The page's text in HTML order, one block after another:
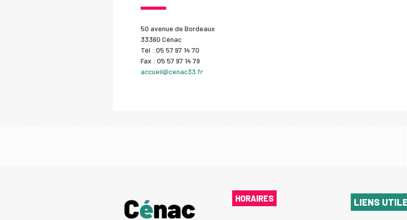
50 avenue de Bordeaux
33360 Cénac
Tél : 05 57 97 14 70
Fax : 05 57 97 14 79
accueil@cenac33.fr
HORAIRES LIENS